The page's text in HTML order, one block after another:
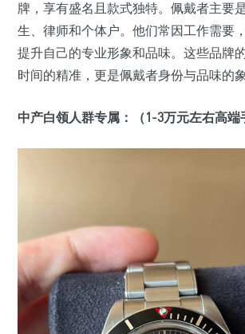
牌，享有盛名且款式独特。佩戴者主要
生、律师和个体户。他们常因工作需要
提升自己的专业形象和品味。这些品牌
时间的精准，更是佩戴者身份与品味的象
中产白领人群专属：（1-3万元左右高端